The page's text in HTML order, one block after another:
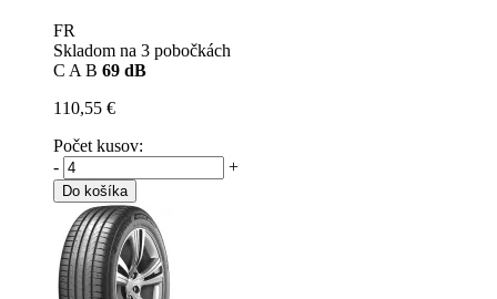
FR
Skladom na 3 pobočkách
C A B 69 dB
110,55 €
Počet kusov:
-
+
Do košíka